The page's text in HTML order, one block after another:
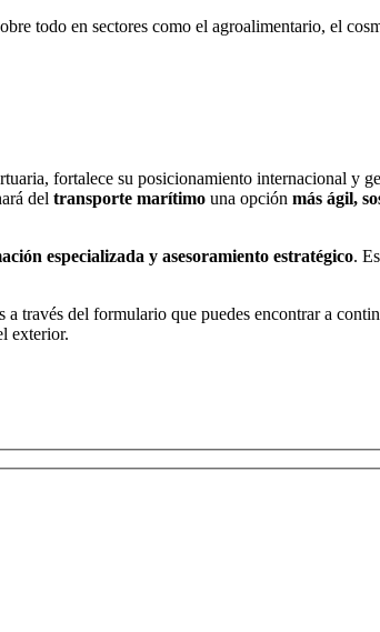
todo en sectores como el agroalimentario, el
fortalece su posicionamiento internacional y
del transporte marítimo una opción más ágil,
especializada y asesoramiento estratégico.
través del formulario que puedes encontrar a
exterior.